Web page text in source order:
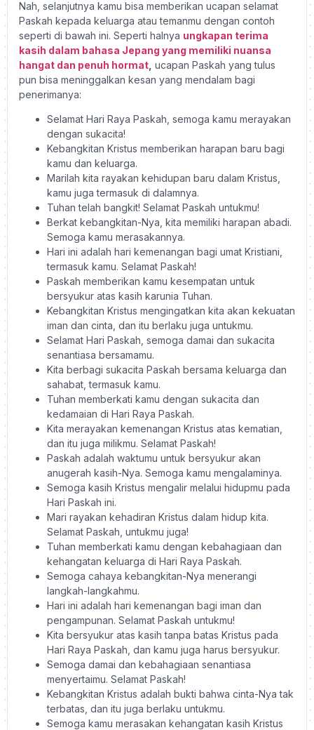
Nah, selanjutnya kamu bisa memberikan ucapan selamat
Paskah kepada keluarga atau temanmu dengan contoh
seperti di bawah ini. Seperti halnya ungkapan terima
kasih dalam bahasa Jepang yang memiliki nuansa
hangat dan penuh hormat ucapan Paskah yang tulus
pun bisa meninggalkan kesan yang mendalam bagi
penerimanya:
Selamat Hari Raya Paskah, semoga kamu merayakan
dengan sukacita!
Kebangkitan Kristus memberikan harapan baru bagi
kamu dan keluarga.
Marilah kita rayakan kehidupan baru dalam Kristus,
kamu juga termasuk di dalamnya.
Tuhan telah bangkit! Selamat Paskah untukmu!
Berkat kebangkitan-Nya, kita memiliki harapan abadi.
Semoga kamu merasakannya.
Hari ini adalah hari kemenangan bagi umat Kristiani,
termasuk kamu. Selamat Paskah!
Paskah memberikan kamu kesempatan untuk
bersyukur atas kasih karunia Tuhan.
Kebangkitan Kristus mengingatkan kita akan kekuatan
iman dan cinta, dan itu berlaku juga untukmu.
Selamat Hari Paskah, semoga damai dan sukacita
senantiasa bersamamu.
Kita berbagi sukacita Paskah bersama keluarga dan
sahabat, termasuk kamu.
Tuhan memberkati kamu dengan sukacita dan
kedamaian di Hari Raya Paskah.
Kita merayakan kemenangan Kristus atas kematian,
dan itu juga milikmu. Selamat Paskah!
Paskah adalah waktumu untuk bersyukur akan
anugerah kasih-Nya. Semoga kamu mengalaminya.
Semoga kasih Kristus mengalir melalui hidupmu pada
Hari Paskah ini.
Mari rayakan kehadiran Kristus dalam hidup kita.
Selamat Paskah, untukmu juga!
Tuhan memberkati kamu dengan kebahagiaan dan
kehangatan keluarga di Hari Raya Paskah.
Semoga cahaya kebangkitan-Nya menerangi
langkah-langkahmu.
Hari ini adalah hari kemenangan bagi iman dan
pengampunan. Selamat Paskah untukmu!
Kita bersyukur atas kasih tanpa batas Kristus pada
Hari Raya Paskah, dan kamu juga harus bersyukur.
Semoga damai dan kebahagiaan senantiasa
menyertaimu. Selamat Paskah!
Kebangkitan Kristus adalah bukti bahwa cinta-Nya tak
terbatas, dan itu juga berlaku untukmu.
Semoga kamu merasakan kehangatan kasih Kristus